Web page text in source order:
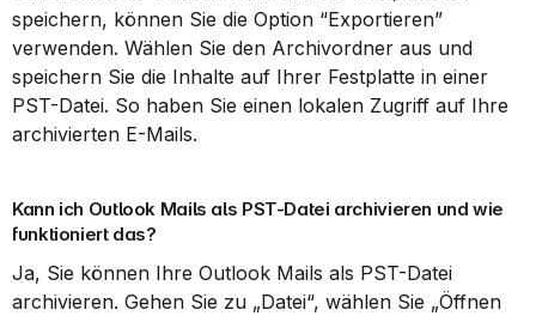
speichern, können Sie die Option “Exportieren”
verwenden. Wählen Sie den Archivordner aus und
speichern Sie die Inhalte auf Ihrer Festplatte in einer
PST-Datei. So haben Sie einen lokalen Zugriff auf Ihre
archivierten E-Mails.
Kann ich Outlook Mails als PST-Datei archivieren und wie
funktioniert das?
Ja, Sie können Ihre Outlook Mails als PST-Datei
archivieren. Gehen Sie zu „Datei“, wählen Sie „Öffnen